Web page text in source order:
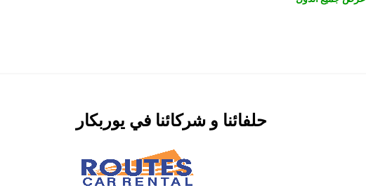
حلفائنا و شركائنا في يوربكار